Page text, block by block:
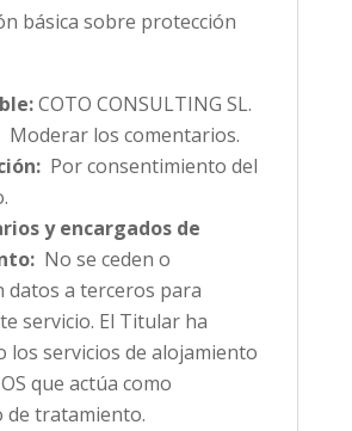
básica sobre protección
COTO CONSULTING SL.
Moderar los comentarios.
Por consentimiento del
y encargados de
No se ceden o
datos a terceros para
servicio. El Titular ha
los servicios de alojamiento
que actúa como
de tratamiento.